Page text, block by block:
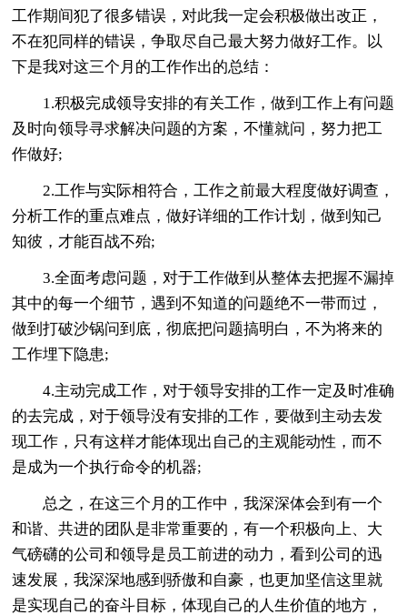
工作期间犯了很多错误，对此我一定会积极做出改正，
不在犯同样的错误，争取尽自己最大努力做好工作。以
下是我对这三个月的工作作出的总结：
1.积极完成领导安排的有关工作，做到工作上有问题
及时向领导寻求解决问题的方案，不懂就问，努力把工
作做好;
2.工作与实际相符合，工作之前最大程度做好调查，
分析工作的重点难点，做好详细的工作计划，做到知己
知彼，才能百战不殆;
3.全面考虑问题，对于工作做到从整体去把握不漏掉
其中的每一个细节，遇到不知道的问题绝不一带而过，
做到打破沙锅问到底，彻底把问题搞明白，不为将来的
工作埋下隐患;
4.主动完成工作，对于领导安排的工作一定及时准确
的去完成，对于领导没有安排的工作，要做到主动去发
现工作，只有这样才能体现出自己的主观能动性，而不
是成为一个执行命令的机器;
总之，在这三个月的工作中，我深深体会到有一个
和谐、共进的团队是非常重要的，有一个积极向上、大
气磅礴的公司和领导是员工前进的动力，看到公司的迅
速发展，我深深地感到骄傲和自豪，也更加坚信这里就
是实现自己的奋斗目标，体现自己的人生价值的地方，